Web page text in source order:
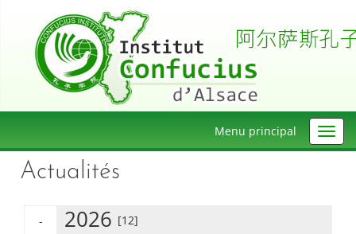
Menu principal
Actualités
- 2026 [12]